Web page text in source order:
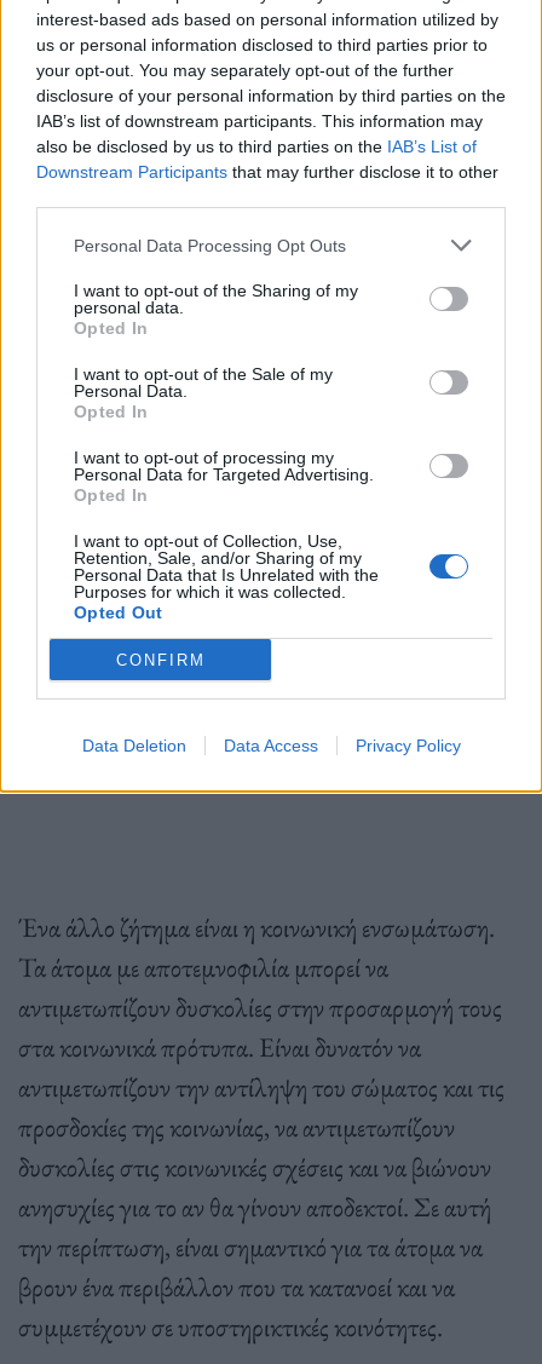
interest-based ads based on personal information utilized by
us or personal information disclosed to third parties prior to
your opt-out. You may separately opt-out of the further
disclosure of your personal information by third parties on the
IAB’s list of downstream participants. This information may
also be disclosed by us to third parties on the IAB’s List of
Downstream Participants that may further disclose it to other
Personal Data Processing Opt Outs
I want to opt-out of the Sharing of my
personal data.
Opted In
I want to opt-out of the Sale of my
Personal Data.
Opted In
I want to opt-out of processing my
Personal Data for Targeted Advertising.
Opted In
I want to opt-out of Collection, Use,
Retention, Sale, and/or Sharing of my
Personal Data that Is Unrelated with the
Purposes for which it was collected.
Opted Out
CONFIRM
Data Deletion Data Access Privacy Policy
Πώς ζουν αυτοί οι άνθρωποι;
Παρόλο που η ζωή των ατόμων με αποστενοφιλία
ποικίλλει ανάλογα με τις επιπτώσεις της πάθησης
γενικά σημεία. Ένα από αυτά είναι οι
συναισθηματικές δυσκολίες.
Όπως περιγράψαμε, η αποτεμνοφιλία εμφανίζεται
ως αποτέλεσμα των επιθυμιών και των
παρορμήσεων ενός ατόμου που σχετίζονται με τη
σωματική ακεραιότητα. Αυτή η κατάσταση έχει τη
δυνατότητα να προκαλέσει συναισθηματικές
δυσκολίες.Τα άτομα με αποτεμνοφιλία μπορεί να
αντιμετωπίζουν δυσκολίες με την εικόνα του
σώματος και την αποδοχή, μπορεί να δυσκολεύονται
να προσαρμοστούν στα κοινωνικά πρότυπα και
μπορεί να χρειάζονται ένα δίκτυο υποστήριξης που
Ένα άλλο ζήτημα είναι η κοινωνική ενσωμάτωση.
Τα άτομα με αποτεμνοφιλία μπορεί να
αντιμετωπίζουν δυσκολίες στην προσαρμογή τους
στα κοινωνικά πρότυπα. Είναι δυνατόν να
αντιμετωπίζουν την αντίληψη του σώματος και τις
προσδοκίες της κοινωνίας, να αντιμετωπίζουν
δυσκολίες στις κοινωνικές σχέσεις και να βιώνουν
ανησυχίες για το αν θα γίνουν αποδεκτοί. Σε αυτή
την περίπτωση, είναι σημαντικό για τα άτομα να
βρουν ένα περιβάλλον που τα κατανοεί και να
συμμετέχουν σε υποστηρικτικές κοινότητες.